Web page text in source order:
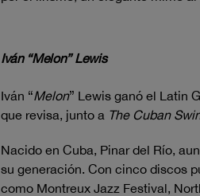
Iván “Melon” Lewis
Iván “Melon” Lewis ganó el Latin
que revisa, junto a The Cuban
Nacido en Cuba, Pinar del Río,
su generación. Con cinco discos
como Montreux Jazz Festival,